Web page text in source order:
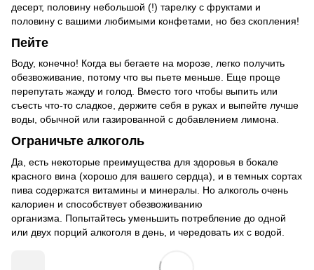
десерт, половину небольшой (!) тарелку с фруктами и
половину с вашими любимыми конфетами, но без скопления!
Пейте
Воду, конечно! Когда вы бегаете на морозе, легко получить
обезвоживание, потому что вы пьете меньше. Еще проще
перепутать жажду и голод. Вместо того чтобы выпить или
съесть что-то сладкое, держите себя в руках и выпейте лучше
воды, обычной или газированной с добавлением лимона.
Ограничьте алкоголь
Да, есть некоторые преимущества для здоровья в бокале
красного вина (хорошо для вашего сердца), и в темных сортах
пива содержатся витамины и минералы. Но алкоголь очень
калориен и способствует обезвоживанию
организма. Попытайтесь уменьшить потребление до одной
или двух порций алкоголя в день, и чередовать их с водой.